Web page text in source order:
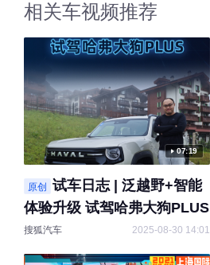
相关车视频推荐
07:19
原创
试车日志 | 泛越野+智能
体验升级 试驾哈弗大狗PLUS
搜狐汽车 2025-08-30 14:01